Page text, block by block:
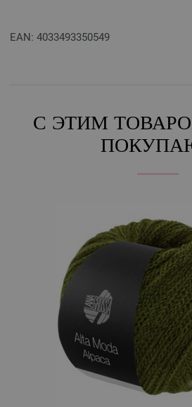
EAN: 4033493350549
С ЭТИМ